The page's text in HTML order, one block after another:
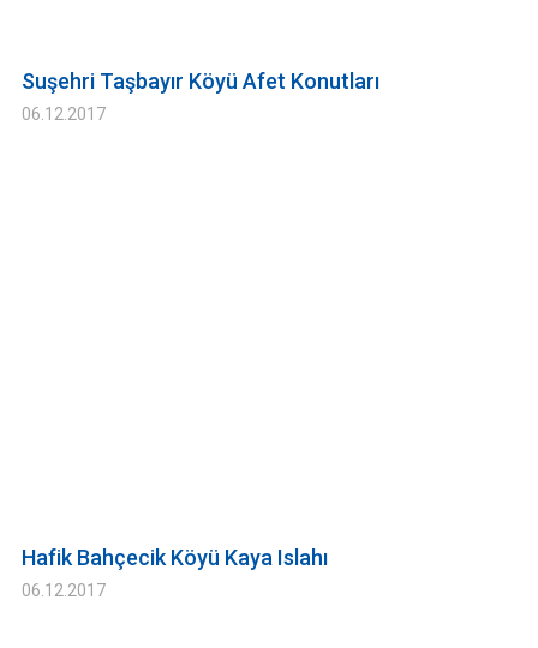
Suşehri Taşbayır Köyü Afet Konutları
06.12.2017
Hafik Bahçecik Köyü Kaya Islahı
06.12.2017